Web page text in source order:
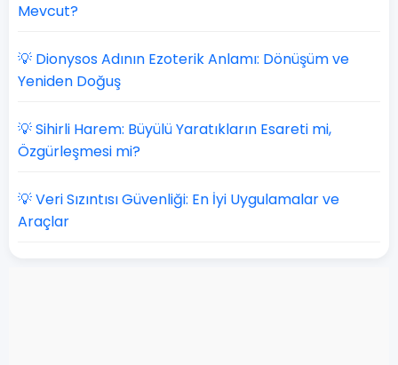
Mevcut?
💡 Dionysos Adının Ezoterik Anlamı: Dönüşüm ve
Yeniden Doğuş
💡 Sihirli Harem: Büyülü Yaratıkların Esareti mi,
Özgürleşmesi mi?
💡 Veri Sızıntısı Güvenliği: En İyi Uygulamalar ve
Araçlar